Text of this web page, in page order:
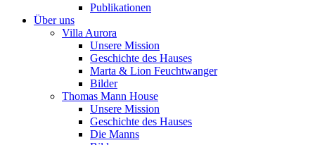
Publikationen
Über uns
Villa Aurora
Unsere Mission
Geschichte des Hauses
Marta & Lion Feuchtwanger
Bilder
Thomas Mann House
Unsere Mission
Geschichte des Hauses
Die Manns